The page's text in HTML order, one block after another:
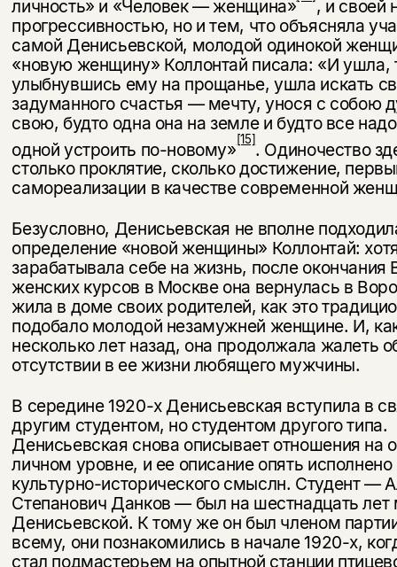
личность» и «Человек — женщина»
, и своей
прогрессивностью, но и тем, что объясняла
самой Денисьевской, молодой одинокой
«новую женщину» Коллонтай писала: «И ушла,
улыбнув­шись ему на прощанье, ушла искать
задуманного счастья — мечту, унося с собою
свою, будто одна она на земле и будто все
одной устроить по-новому»[15]. Одиночество
столько проклятие, сколько достижение,
самореализации в качестве современной
Безусловно, Денисьевская не вполне
определение «новой женщины» Коллонтай:
зарабатывала себе на жизнь, после
женских курсов в Москве она вернулась в
жила в доме своих родителей, как это
подобало молодой неза­мужней женщине. И,
несколько лет назад, она продолжала жалеть
отсутствии в ее жизни любящего мужчины.
В середине 1920-х Денисьевская вступила в
другим студентом, но студентом другого типа.
Денисьевская снова описывает отношения на
личном уровне, и ее описание опять исполнено
культурно-истори­ческого смыслн. Студент —
Степанович Данков — был на шестна­дцать
Денисьевской. К тому же он был членом
всему, они познакомились в начале 1920-х,
стал подмастерьем на опытной станции